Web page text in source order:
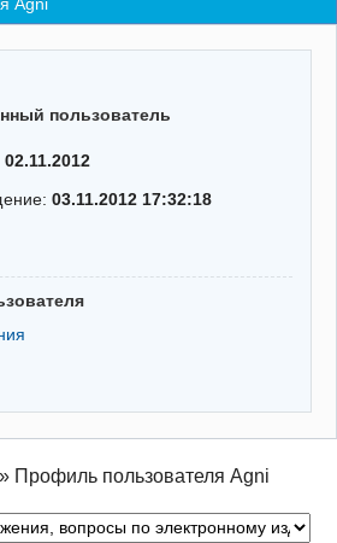
пользователь
02.11.2012
03.11.2012 17:32:18
» Профиль пользователя Agni